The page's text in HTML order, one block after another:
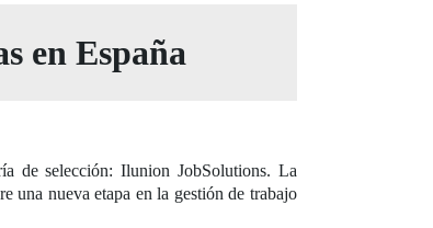
en España
de selección: Ilunion JobSolutions. La
una nueva etapa en la gestión de trabajo